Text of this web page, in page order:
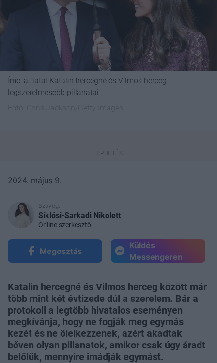
Íme, a fiatal Katalin hercegné és Vilmos herceg
legszerelmesebb pillanatai
2024. május 9.
Szöveg:
Siklósi-Sarkadi Nikolett
Online szerkesztő
Megosztás
Küldés
Messengeren
Katalin hercegné és Vilmos herceg között már
több mint két évtizede dúl a szerelem. Bár a
protokoll a legtöbb hivatalos eseményen
megkívánja, hogy ne fogják meg egymás
kezét és ne ölelkezzenek, azért akadtak
bőven olyan pillanatok, amikor csak úgy áradt
belőlük, mennyire imádják egymást.